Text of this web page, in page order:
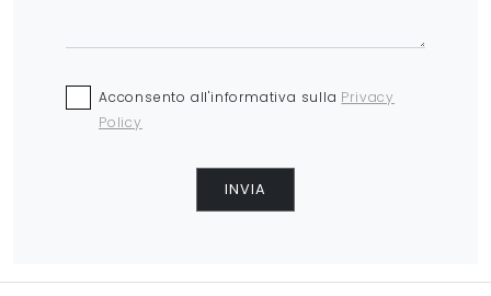
Acconsento all'informativa sulla Privacy
Policy
INVIA